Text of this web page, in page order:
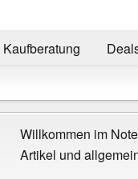
Kaufberatung
Willkommen im
Artikel und